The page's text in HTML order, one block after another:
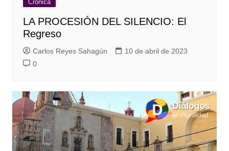
Crónica
LA PROCESIÓN DEL SILENCIO: El
Regreso
Carlos Reyes Sahagún
10 de abril de 2023
0